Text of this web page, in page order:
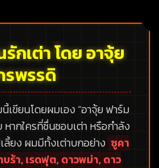
กเต่า โดย อาจุ้ย
รพรรดิ
เขียนโดยผมเอง “อาจุ้ย ฟาร์ม
หากใครที่ชื่นชอบเต่า หรือกำลัง
ลี้ยง ผมมีทั้งเต่าบกอย่าง ซูคา
ร้า, เรดฟุต, ดาวพม่า, ดาว